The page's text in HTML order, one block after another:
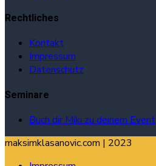
Rechtliches
Kontakt
Impressum
Datenschutz
Seminare
Buch dir Miki zu deinem Event
maksimklasanovic.com | 2023